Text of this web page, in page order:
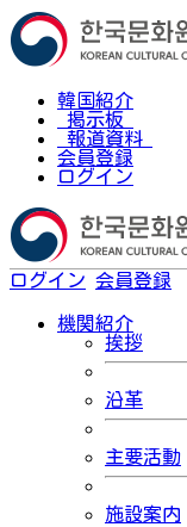
韓国紹介
掲示板
報道資料
会員登録
ログイン
ログイン 会員登録
機関紹介
挨拶
沿革
主要活動
施設案内